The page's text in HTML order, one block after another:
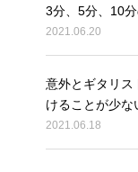
3分、5分、10
2021.06.20
意外とギタリス
けることが少な
2021.06.18